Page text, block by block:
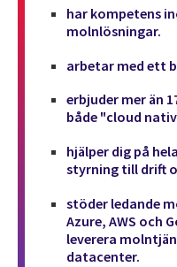
har kompetens
molnlösningar.
arbetar med ett
erbjuder mer än
både "cloud
hjälper dig på
styrning till drift
stöder ledande
Azure, AWS och
leverera
datacenter.